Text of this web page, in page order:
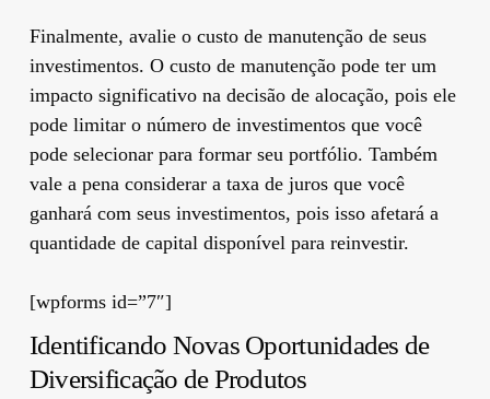
Finalmente, avalie o custo de manutenção de seus
investimentos. O custo de manutenção pode ter um
impacto significativo na decisão de alocação, pois ele
pode limitar o número de investimentos que você
pode selecionar para formar seu portfólio. Também
vale a pena considerar a taxa de juros que você
ganhará com seus investimentos, pois isso afetará a
quantidade de capital disponível para reinvestir.
[wpforms id=”7″]
Identificando Novas Oportunidades de
Diversificação de Produtos